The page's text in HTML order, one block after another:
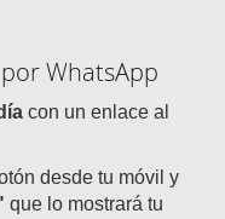
WhatsApp
con un enlace al
desde tu móvil y
que lo mostrará tu